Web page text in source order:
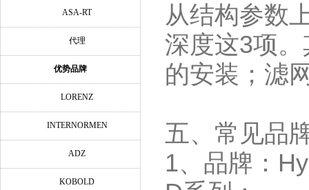
ASA-RT
代理
优势品牌
LORENZ
INTERNORMEN
ADZ
KOBOLD
从结构参数
深度这3项。
的安装；滤
五、常见品
1、品牌：